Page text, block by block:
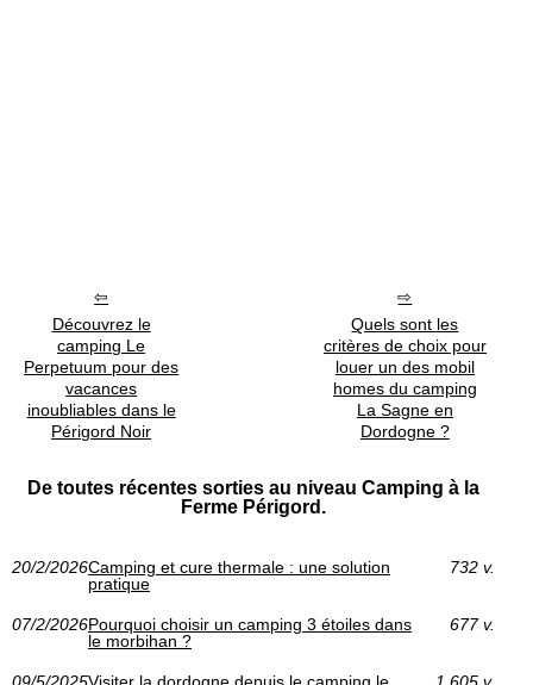
Découvrez le
camping Le
Perpetuum pour des
vacances
inoubliables dans le
Périgord Noir
Quels sont les
critères de choix pour
louer un des mobil
homes du camping
La Sagne en
Dordogne ?
De toutes récentes sorties au niveau Camping à la
Ferme Périgord.
20/2/2026Camping et cure thermale : une solution
pratique
732 v.
07/2/2026Pourquoi choisir un camping 3 étoiles dans
le morbihan ?
677 v.
09/5/2025Visiter la dordogne depuis le camping le
1 605 v.